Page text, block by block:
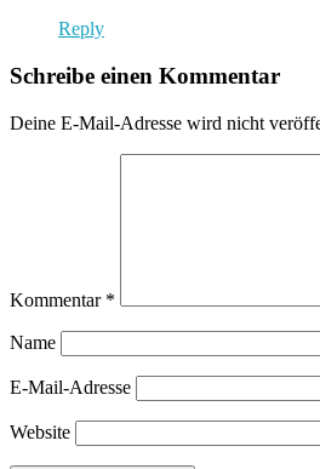
Reply
Schreibe einen Kommentar
Deine E-Mail-Adresse wird nicht
Kommentar *
Name
E-Mail-Adresse
Website